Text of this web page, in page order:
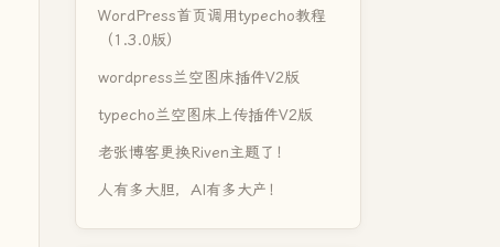
WordPress首页调用typecho教程
（1.3.0版）
wordpress兰空图床插件V2版
typecho兰空图床上传插件V2版
老张博客更换Riven主题了！
人有多大胆，AI有多大产！